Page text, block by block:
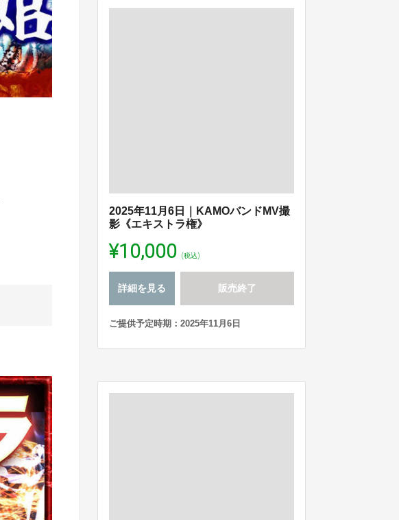
2025年11月6日｜KAMOバンドMV撮
影《エキストラ権》
¥10,000 (税込)
詳細を見る 販売終了
ご提供予定時期：2025年11月6日